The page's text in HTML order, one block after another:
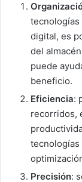
tecnologías
digital, es
del
puede
beneficio.
Eficiencia:
recorridos,
tecnologías
Precisión: